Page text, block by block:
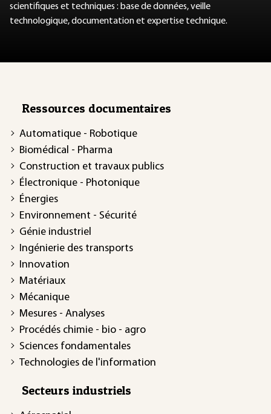
scientifiques et techniques : base de données, veille
technologique, documentation et expertise technique.
Ressources documentaires
Automatique - Robotique
Biomédical - Pharma
Construction et travaux publics
Électronique - Photonique
Énergies
Environnement - Sécurité
Génie industriel
Ingénierie des transports
Innovation
Matériaux
Mécanique
Mesures - Analyses
Procédés chimie - bio - agro
Sciences fondamentales
Technologies de l'information
Secteurs industriels